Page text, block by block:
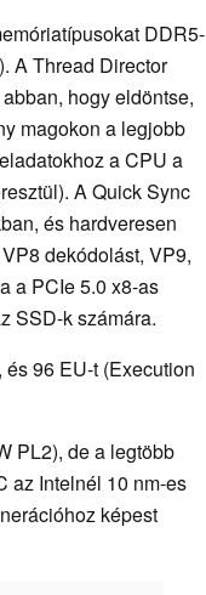
DDR5-
A Thread Director
hogy eldöntse,
magokon a legjobb
a CPU a
A Quick Sync
és hardveresen
dekódolást, VP9,
a PCIe 5.0 x8-as
SSD-k számára.
96 EU-t (Execution
PL2), de a legtöbb
az Intelnél 10 nm-es
képest